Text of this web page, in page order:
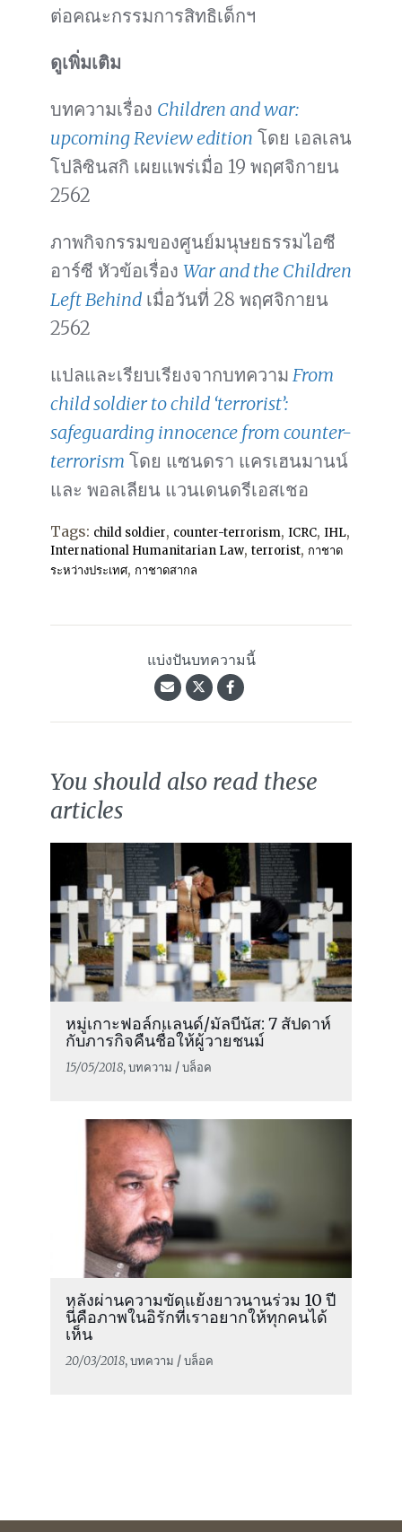
ต่อคณะกรรมการสิทธิเด็กฯ
ดูเพิ่มเติม
บทความเรื่อง Children and war:
upcoming Review edition โดย เอลเลน
โปลิซินสกิ เผยแพร่เมื่อ 19 พฤศจิกายน
2562
ภาพกิจกรรมของศูนย์มนุษยธรรมไอซี
อาร์ซี หัวข้อเรื่อง War and the Children
Left Behind เมื่อวันที่ 28 พฤศจิกายน
2562
แปลและเรียบเรียงจากบทความ From
child soldier to child ‘terrorist’:
safeguarding innocence from counter-
terrorism โดย แซนดรา แครเฮนมานน์
และ พอลเลียน แวนเดนดรีเอสเชอ
Tags: child soldier, counter-terrorism, ICRC, IHL,
International Humanitarian Law, terrorist, กาชาด
ระหว่างประเทศ, กาชาดสากล
แบ่งปันบทความนี้
You should also read these
articles
หมู่เกาะฟอล์กแลนด์/มัลบีนัส: 7 สัปดาห์
กับภารกิจคืนชื่อให้ผู้วายชนม์
15/05/2018, บทความ / บล็อค
หลังผ่านความขัดแย้งยาวนานร่วม 10 ปี
นี่คือภาพในอิรักที่เราอยากให้ทุกคนได้
เห็น
20/03/2018, บทความ / บล็อค